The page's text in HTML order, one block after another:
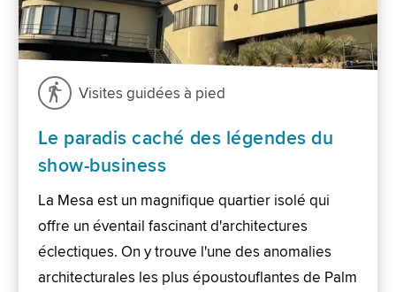
Visites guidées à pied
Le paradis caché des légendes du
show-business
La Mesa est un magnifique quartier isolé qui
offre un éventail fascinant d'architectures
éclectiques. On y trouve l'une des anomalies
architecturales les plus époustouflantes de Palm